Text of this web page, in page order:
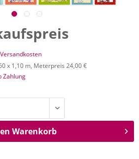
x 1,10 m, Meterpreis 24,00 €
Zahlung
Warenkorb